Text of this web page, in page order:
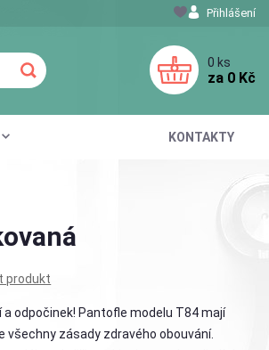
KONTAKTY
Přihlášení
0 ks
za 0 Kč
produkt
odpočinek! Pantofle modelu T84 mají
všechny zásady zdravého obouvání.